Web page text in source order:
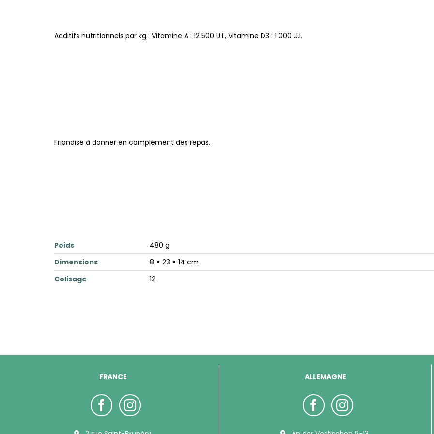
Additifs nutritionnels par kg : Vitamine A : 12 500 U.I., Vitamine D3 : 1 000 U.I.
Friandise à donner en complément des repas.
Poids
480 g
Dimensions
8 × 23 × 14 cm
Colisage
12
FRANCE ALLEMAGNE